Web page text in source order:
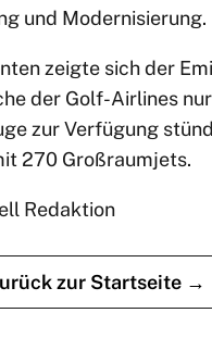
und Modernisierung.
zeigte sich der
der Golf-Airlines
zur Verfügung
270 Großraumjets.
Redaktion
zur Startseite →